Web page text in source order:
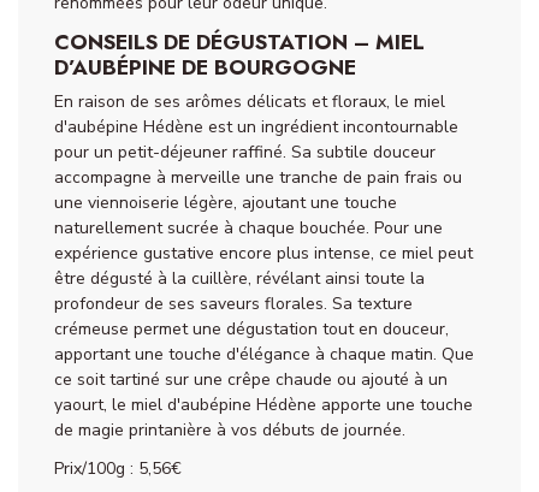
CONSEILS DE DÉGUSTATION – MIEL
D’AUBÉPINE DE BOURGOGNE
En raison de ses arômes délicats et floraux, le miel
d'aubépine Hédène est un ingrédient incontournable
pour un petit-déjeuner raffiné. Sa subtile douceur
accompagne à merveille une tranche de pain frais ou
une viennoiserie légère, ajoutant une touche
naturellement sucrée à chaque bouchée. Pour une
expérience gustative encore plus intense, ce miel peut
être dégusté à la cuillère, révélant ainsi toute la
profondeur de ses saveurs florales. Sa texture
crémeuse permet une dégustation tout en douceur,
apportant une touche d'élégance à chaque matin. Que
ce soit tartiné sur une crêpe chaude ou ajouté à un
yaourt, le miel d'aubépine Hédène apporte une touche
de magie printanière à vos débuts de journée.
Prix/100g : 5,56€